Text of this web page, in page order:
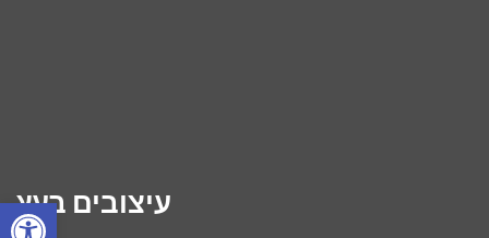
עיצובים בעץ